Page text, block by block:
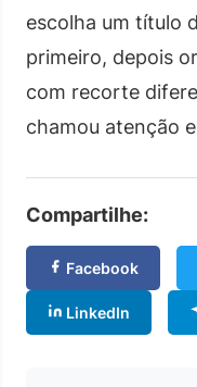
escolha um título
primeiro, depois
com recorte
chamou atenção
Compartilhe:
Facebook
LinkedIn